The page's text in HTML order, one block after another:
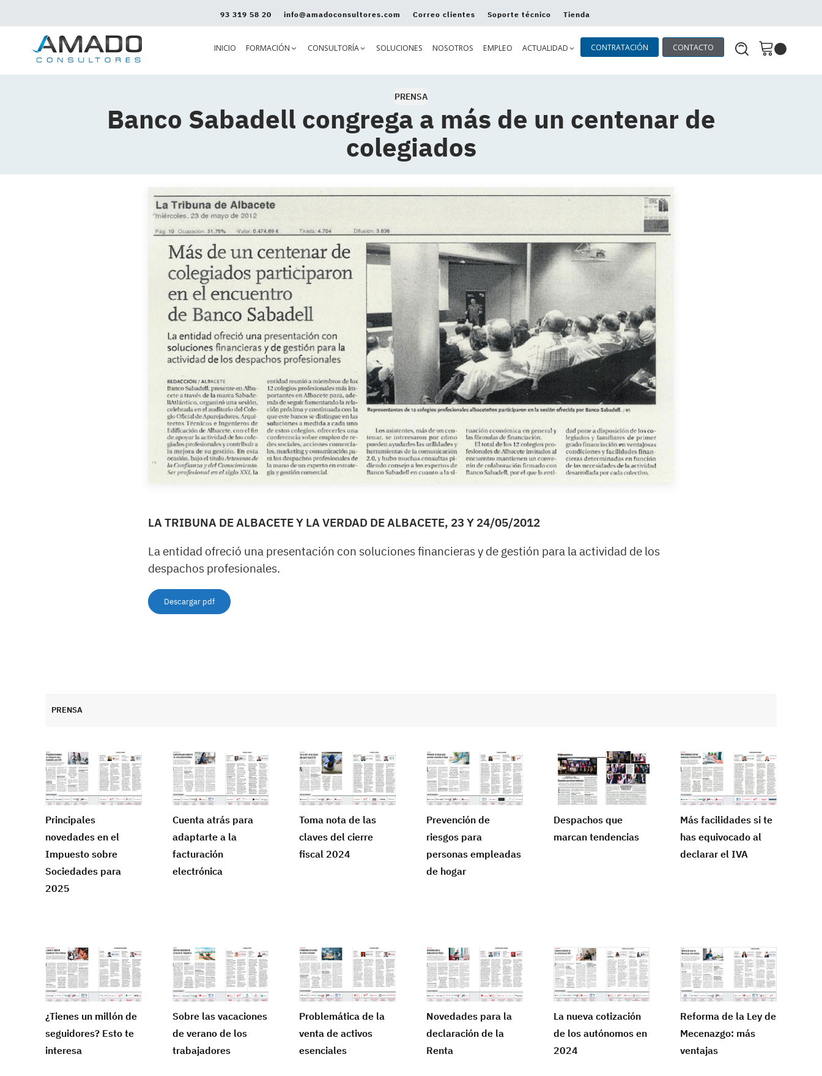
93 319 58 20 info@amadoconsultores.com Correo clientes Soporte técnico Tienda
INICIO FORMACIÓN CONSULTORÍA SOLUCIONES NOSOTROS EMPLEO ACTUALIDAD CONTRATACIÓN CONTACTO
PRENSA
Banco Sabadell congrega a más de un centenar de
colegiados
LA TRIBUNA DE ALBACETE Y LA VERDAD DE ALBACETE, 23 Y 24/05/2012
La entidad ofreció una presentación con soluciones financieras y de gestión para la actividad de los
despachos profesionales.
Descargar pdf
PRENSA
Principales
novedades en el
Impuesto sobre
Sociedades para
2025
Cuenta atrás para
adaptarte a la
facturación
electrónica
Toma nota de las
claves del cierre
fiscal 2024
Prevención de
riesgos para
personas empleadas
de hogar
Despachos que
marcan tendencias
Más facilidades si te
has equivocado al
declarar el IVA
¿Tienes un millón de
seguidores? Esto te
interesa
Sobre las vacaciones
de verano de los
trabajadores
Problemática de la
venta de activos
esenciales
Novedades para la
declaración de la
Renta
La nueva cotización
de los autónomos en
2024
Reforma de la Ley de
Mecenazgo: más
ventajas